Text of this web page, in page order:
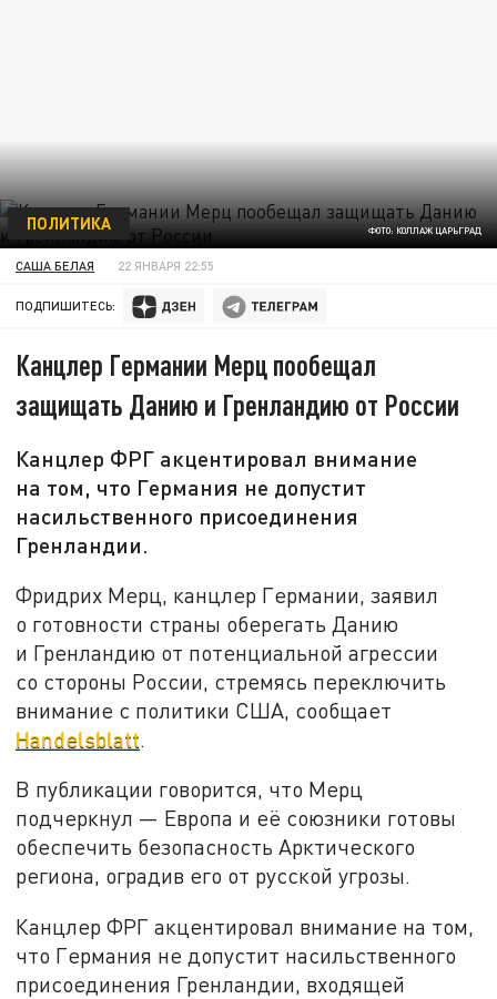
ФОТО: КОЛЛАЖ ЦАРЬГРАД
ПОЛИТИКА
САША БЕЛАЯ 22 ЯНВАРЯ 22:55
ПОДПИШИТЕСЬ:
Канцлер Германии Мерц пообещал
защищать Данию и Гренландию от России
Канцлер ФРГ акцентировал внимание
на том, что Германия не допустит
насильственного присоединения
Гренландии.
Фридрих Мерц, канцлер Германии, заявил
о готовности страны оберегать Данию
и Гренландию от потенциальной агрессии
со стороны России, стремясь переключить
внимание с политики США, сообщает
Handelsblatt.
В публикации говорится, что Мерц
подчеркнул — Европа и её союзники готовы
обеспечить безопасность Арктического
региона, оградив его от русской угрозы.
Канцлер ФРГ акцентировал внимание на том,
что Германия не допустит насильственного
присоединения Гренландии, входящей